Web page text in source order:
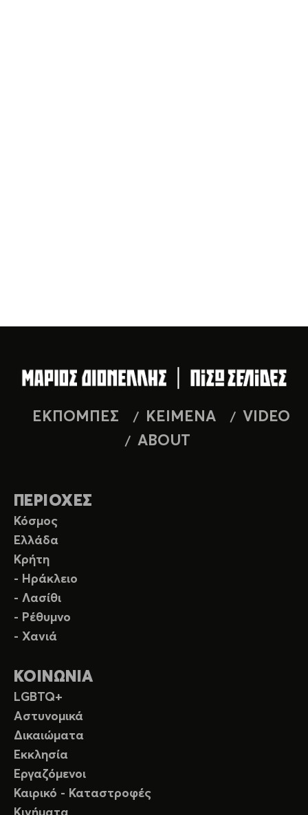
ΕΚΠΟΜΠΕΣ ΚΕΙΜΕΝΑ
VIDEO
ABOUT
ΠΕΡΙΟΧΕΣ
Κόσμος
Ελλάδα
Κρήτη
- Ηράκλειο
- Λασίθι
- Ρέθυμνο
- Χανιά
ΚΟΙΝΩΝΙΑ
LGBTQ+
Αστυνομικά
Δικαιώματα
Εκκλησία
Εργαζόμενοι
Καιρικό - Καταστροφές